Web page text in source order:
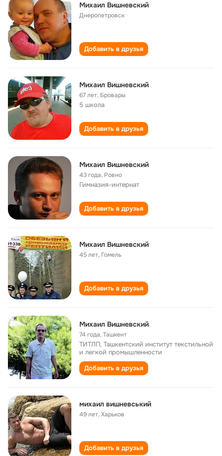
Михаил Вишневский
Днеропетровск
Добавить в друзья
Михаил Вишневский
67 лет, Бровары
5 школа
Добавить в друзья
Михаил Вишневский
43 года, Ровно
Гимназия-интернат
Добавить в друзья
Михаил Вишневский
45 лет, Гомель
Добавить в друзья
Михаил Вишневский
74 года,Ташкент
ТИТЛП, Ташкентский институт текстильной
и легкой промышленности
Добавить в друзья
михаил вишневський
49 лет,Харьков
Добавить в друзья